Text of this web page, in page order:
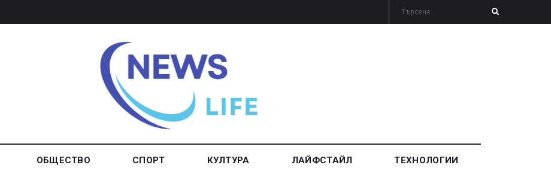
ОБЩЕСТВО СПОРТ КУЛТУРА ЛАЙФСТАЙЛ ТЕХНОЛОГИИ